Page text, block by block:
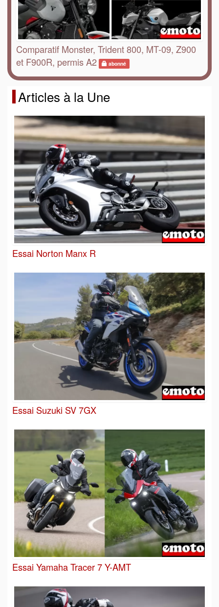
Comparatif Monster, Trident 800, MT-09, Z900
et F900R, permis A2
abonné
Articles à la Une
Essai Norton Manx R
Essai Suzuki SV 7GX
Essai Yamaha Tracer 7 Y-AMT